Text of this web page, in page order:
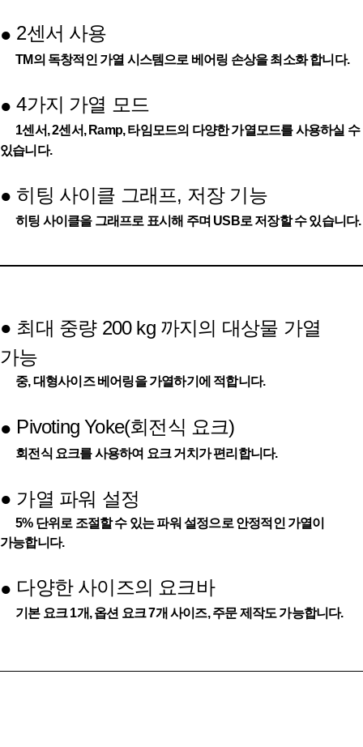
● 2센서 사용
TM의 독창적인 가열 시스템으로 베어링 손상을 최소화 합니다.
● 4가지 가열 모드
1센서, 2센서, Ramp, 타임모드의 다양한 가열모드를 사용하실 수
있습니다.
● 히팅 사이클 그래프, 저장 기능
히팅 사이클을 그래프로 표시해 주며 USB로 저장할 수 있습니다.
● 최대 중량 200 kg 까지의 대상물 가열
가능
중, 대형사이즈 베어링을 가열하기에 적합니다.
● Pivoting Yoke(회전식 요크)
회전식 요크를 사용하여 요크 거치가 편리합니다.
● 가열 파워 설정
5% 단위로 조절할 수 있는 파워 설정으로 안정적인 가열이
가능합니다.
● 다양한 사이즈의 요크바
기본 요크 1개, 옵션 요크 7개 사이즈, 주문 제작도 가능합니다.